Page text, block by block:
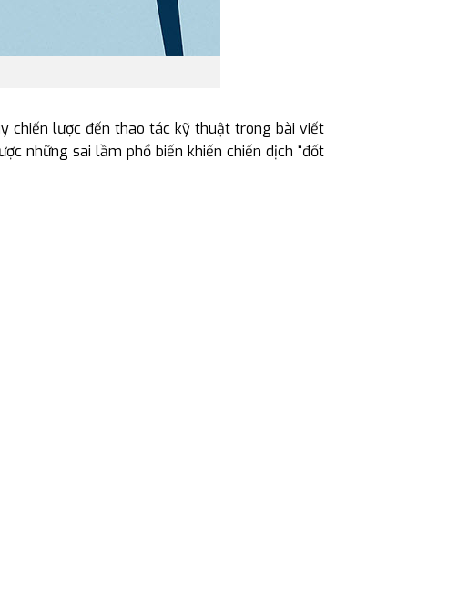
chiến lược đến thao tác kỹ thuật trong bài viết
những sai lầm phổ biến khiến chiến dịch “đốt